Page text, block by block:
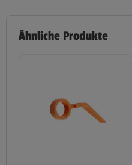
Ähnliche Produkte